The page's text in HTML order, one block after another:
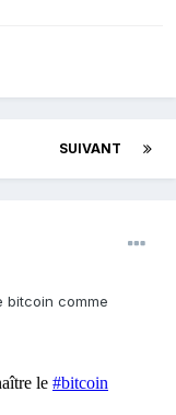
SUIVANT
bitcoin comme